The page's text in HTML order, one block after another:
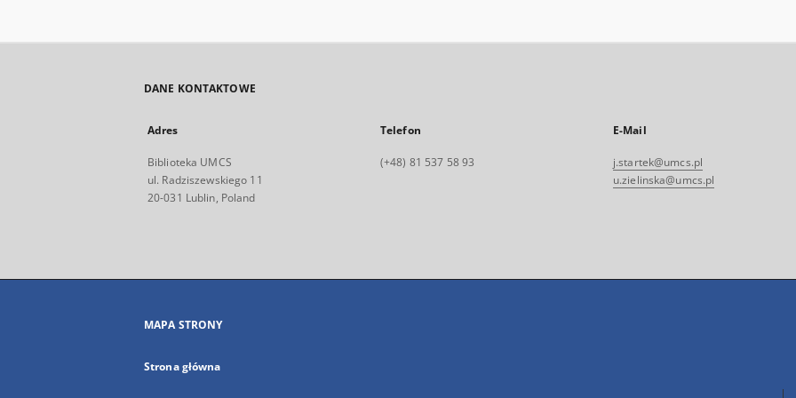
DANE KONTAKTOWE
Adres
Biblioteka UMCS
ul. Radziszewskiego 11
20-031 Lublin, Poland
Telefon
(+48) 81 537 58 93
E-Mail
j.startek@umcs.pl
u.zielinska@umcs.pl
MAPA STRONY
Strona główna